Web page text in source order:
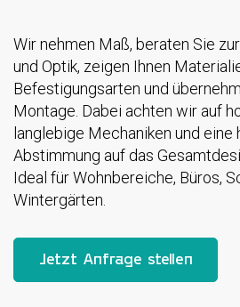
Wir nehmen Maß, beraten Sie
und Optik, zeigen Ihnen
Befestigungsarten und
Montage. Dabei achten wir auf
langlebige Mechaniken und eine
Abstimmung auf das
Ideal für Wohnbereiche, Büros,
Wintergärten.
Jetzt Anfrage stellen